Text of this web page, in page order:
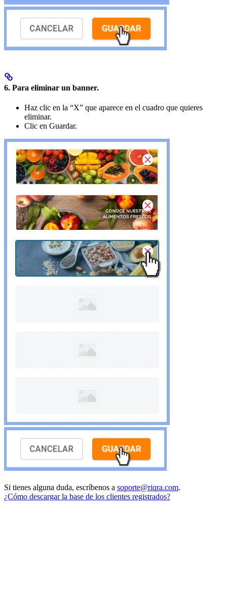
6. Para eliminar un banner.
Haz clic en la “X” que aparece en el cuadro que quieres
eliminar.
Clic en Guardar.
Si tienes alguna duda, escríbenos a soporte@riqra.com.
¿Cómo descargar la base de los clientes registrados?